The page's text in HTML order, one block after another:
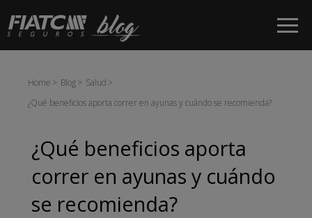
Saltar al contenido principal
Home Blog
Salud
¿Qué beneficios aporta correr en ayunas y cuándo se recomienda?
¿Qué beneficios aporta
correr en ayunas y cuándo
se recomienda?